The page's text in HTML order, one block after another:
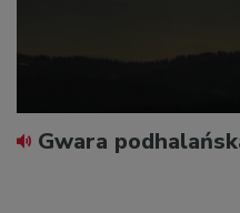
Gwara